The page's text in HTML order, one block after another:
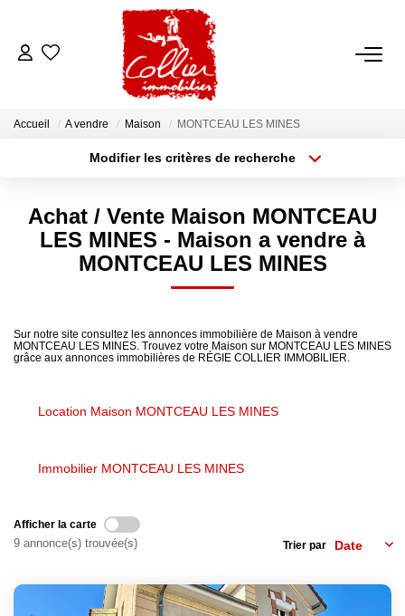
ACCUEIL
A Louer
NOS SERVICES
Transaction
Gestion Locative
Nos Témoignages
Accueil A vendre Maison MONTCEAU LES MINES
Modifier les critères de recherche
Sélectionnez...
Type de bien
Achat / Vente Maison MONTCEAU
LES MINES - Maison a vendre à
MONTCEAU LES MINES
Sur notre site consultez les annonces immobilière de Maison à vendre
MONTCEAU LES MINES. Trouvez votre Maison sur MONTCEAU LES MINES
grâce aux annonces immobilières de RÉGIE COLLIER IMMOBILIER.
Location Maison MONTCEAU LES MINES
Immobilier MONTCEAU LES MINES
Afficher la carte
9 annonce(s) trouvée(s) Trier par